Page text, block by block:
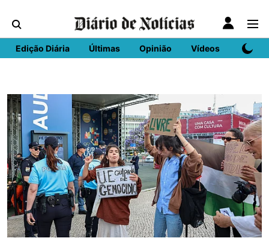
Edição Diária Últimas Opinião Vídeos DN